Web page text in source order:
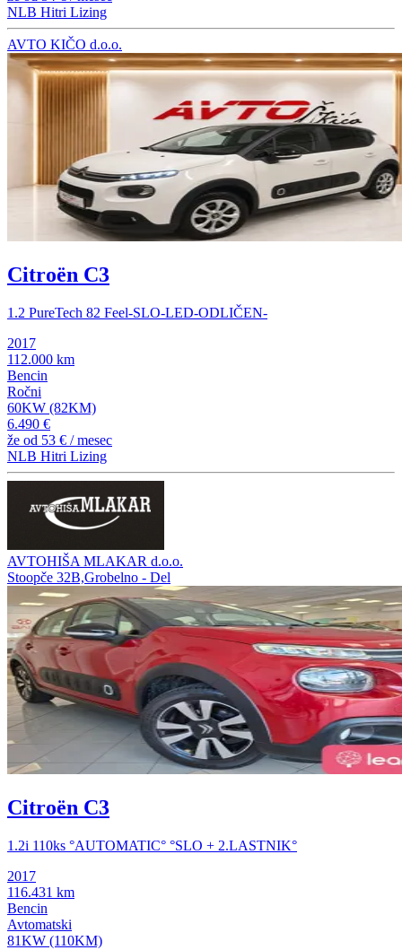
NLB Hitri Lizing
AVTO KIČO d.o.o.
Citroën C3
1.2 PureTech 82 Feel-SLO-LED-ODLIČEN-
2017
112.000 km
Bencin
Ročni
60KW (82KM)
6.490 €
že od 53 € / mesec
NLB Hitri Lizing
AVTOHIŠA MLAKAR d.o.o.
Stoopče 32B,Grobelno - Del
Citroën C3
1.2i 110ks °AUTOMATIC° °SLO + 2.LASTNIK°
2017
116.431 km
Bencin
Avtomatski
81KW (110KM)